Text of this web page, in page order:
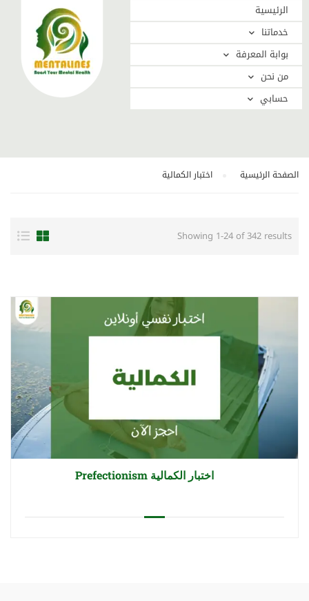
الرئيسية
خدماتنا
بوابة المعرفة
من نحن
حسابي
الصفحة الرئيسية اختبار الكمالية
Showing 1-24 of 342 results
اختبار الكمالية Prefectionism